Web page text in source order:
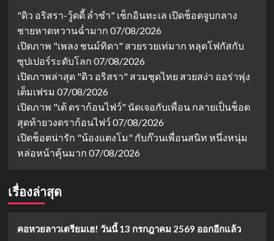
(Generation
to
Generation):
ปริศนา
สาย
เลือด
และ
การ
ล้าง
แค้น
ใน
ยุทธ
ภพ
"ดิว อริสรา-วู้ดดี้ ล่ำซำ" เช็กอินทะเล เปิดช็อตจูบกลาง
ชายหาดหวานฉ่ำมาก 07/08/2026
เปิดภาพ "เพลง ชนม์ทิดา" สวยรวยเท่มาก หลุดโฟกัสกับ
ซุปเปอร์ระดับโลก 07/08/2026
เปิดภาพล่าสุด "ดิว อริสรา" สวมชุดไทย สวยสง่า ออร่าพุ่ง
เต็มเฟรม 07/08/2026
เปิดภาพ "เต้ ดราก้อนไฟว์" นัดเจอกับเพื่อน กลายเป็นช็อต
สุดท้ายวงดราก้อนไฟว์ 07/08/2026
เปิดช็อตน่ารัก "น้องแตงโม" กับก๊วนเพื่อนสนิท หนึ่งหนุ่ม
หล่อหน้าคุ้นมาก 07/08/2026
เรื่องล่าสุด
คอหวยลาวเตรียมเฮ! วันนี้ 13 กรกฎาคม 2569 ออกอีกแล้ว